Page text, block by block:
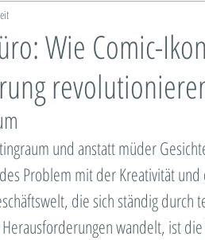
Design Thinking
Standortmarketing
LEGO® SERIOUS PLAY®
Wie Comic-
und anstatt müder
Problem mit der Kreativität
die sich ständig durch
wandelt, ist die